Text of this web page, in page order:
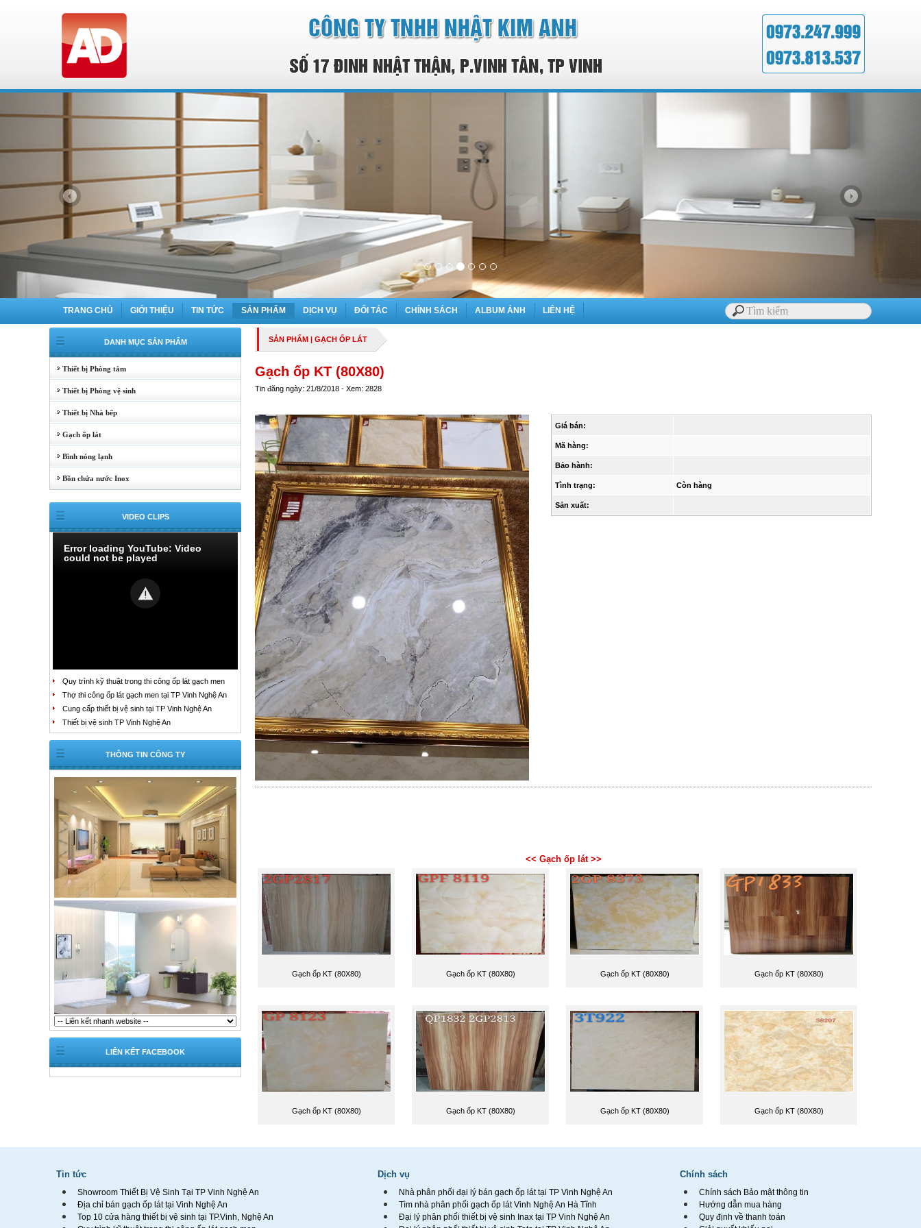
TRANG CHỦ GIỚI THIỆU TIN TỨC SẢN PHẨM DỊCH VỤ ĐỐI TÁC CHÍNH SÁCH ALBUM ẢNH LIÊN HỆ
DANH MỤC SẢN PHẨM
Thiết bị Phòng tắm
Thiết bị Phòng vệ sinh
Thiết bị Nhà bếp
Gạch ốp lát
Bình nóng lạnh
Bồn chứa nước Inox
VIDEO CLIPS
Error loading YouTube: Video
could not be played
Quy trình kỹ thuật trong thi công ốp lát gạch men
Thợ thi công ốp lát gạch men tại TP Vinh Nghệ An
Cung cấp thiết bị vệ sinh tại TP Vinh Nghệ An
Thiết bị vệ sinh TP Vinh Nghệ An
THÔNG TIN CÔNG TY
LIÊN KẾT FACEBOOK
SẢN PHẨM | GẠCH ỐP LÁT
Gạch ốp KT (80X80)
Tin đăng ngày: 21/8/2018 - Xem: 2828
Giá bán:
Mã hàng:
Bảo hành:
Tình trạng: Còn hàng
Sản xuất:
<< Gạch ốp lát >>
Gạch ốp KT (80X80) Gạch ốp KT (80X80) Gạch ốp KT (80X80) Gạch ốp KT (80X80)
Gạch ốp KT (80X80) Gạch ốp KT (80X80) Gạch ốp KT (80X80) Gạch ốp KT (80X80)
Tin tức
Showroom Thiết Bị Vệ Sinh Tại TP Vinh Nghệ An
Địa chỉ bán gạch ốp lát tại Vinh Nghệ An
Top 10 cửa hàng thiết bị vệ sinh tại TP.Vinh, Nghệ An
Dịch vụ
Nhà phân phối đại lý bán gạch ốp lát tại TP Vinh Nghệ An
Tìm nhà phân phối gạch ốp lát Vinh Nghệ An Hà Tĩnh
Đại lý phân phối thiết bị vệ sinh Inax tại TP Vinh Nghệ An
Chính sách
Chính sách Bảo mật thông tin
Hướng dẫn mua hàng
Quy định về thanh toán